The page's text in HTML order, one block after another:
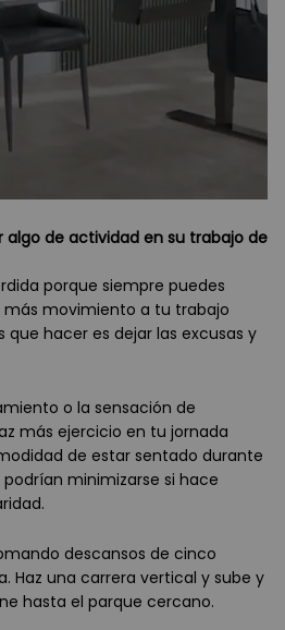
de actividad en su trabajo de
porque siempre puedes
movimiento a tu trabajo
que hacer es dejar las excusas y
o la sensación de
más ejercicio en tu jornada
de estar sentado durante
minimizarse si hace
descansos de cinco
Haz una carrera vertical y sube y
hasta el parque cercano.